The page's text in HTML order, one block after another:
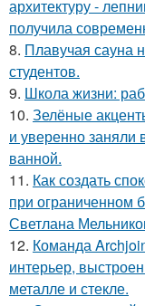
архитектуру -
получила
8. Плавучая сауна
студентов.
9. Школа жизни:
10. Зелёные
и уверенно заняли
ванной.
11. Как создать
при ограниченном
Светлана
12. Команда
интерьер,
металле и стекле.